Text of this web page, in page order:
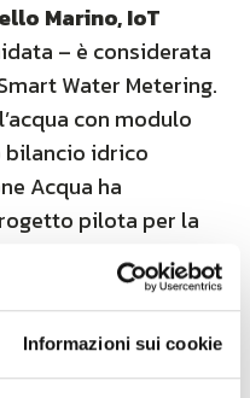
Informazioni sui cookie
Marino, IoT
– è considerata
Water Metering.
con modulo
bilancio idrico
Acqua ha
pilota per la
utenze del comune
– ha previsto
contatori con
altrettante utenze e
della rete